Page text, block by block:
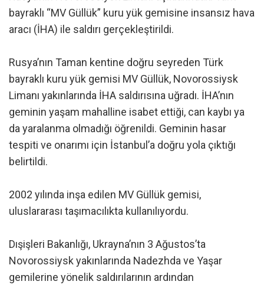
bayraklı “MV Güllük” kuru yük gemisine insansız hava
aracı (İHA) ile saldırı gerçekleştirildi.
Rusya’nın Taman kentine doğru seyreden Türk
bayraklı kuru yük gemisi MV Güllük, Novorossiysk
Limanı yakınlarında İHA saldırısına uğradı. İHA’nın
geminin yaşam mahalline isabet ettiği, can kaybı ya
da yaralanma olmadığı öğrenildi. Geminin hasar
tespiti ve onarımı için İstanbul’a doğru yola çıktığı
belirtildi.
2002 yılında inşa edilen MV Güllük gemisi,
uluslararası taşımacılıkta kullanılıyordu.
Dışişleri Bakanlığı, Ukrayna’nın 3 Ağustos’ta
Novorossiysk yakınlarında Nadezhda ve Yaşar
gemilerine yönelik saldırılarının ardından